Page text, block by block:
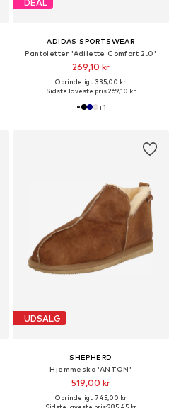
DEAL
ADIDAS SPORTSWEAR
Pantoletter 'Adilette Comfort 2.0'
269,10 kr
Oprindeligt: 335,00 kr
Sidste laveste pris:269,10 kr
+1
UDSALG
SHEPHERD
Hjemmesko 'ANTON'
519,00 kr
Oprindeligt: 745,00 kr